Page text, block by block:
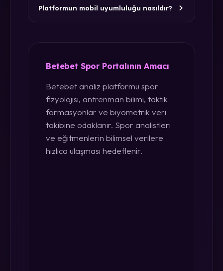
Platformun mobil uyumluluğu nasıldır?
Betebet Spor Portalının Amacı
Betebet analiz platformu spor
fizyolojisi, antrenman bilimi, taktik
formasyonlar ve biyometrik veri
takibine odaklanır. Spor analistleri
ve eğitmenlerin bilimsel verilere
hızlıca ulaşması hedeflenir.